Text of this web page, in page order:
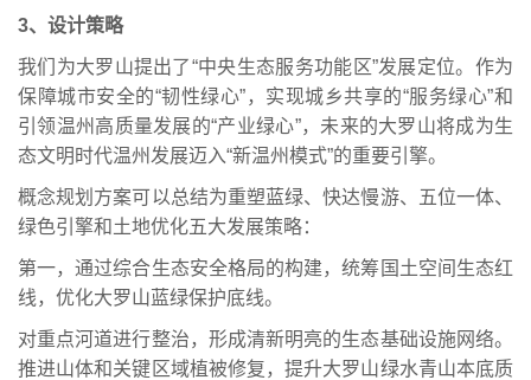
3、设计策略
我们为大罗山提出了“中央生态服务功能区”发展定位。作为
保障城市安全的“韧性绿心”，实现城乡共享的“服务绿心”和
引领温州高质量发展的“产业绿心”，未来的大罗山将成为生
态文明时代温州发展迈入“新温州模式”的重要引擎。
概念规划方案可以总结为重塑蓝绿、快达慢游、五位一体、
绿色引擎和土地优化五大发展策略：
第一，通过综合生态安全格局的构建，统筹国土空间生态红
线，优化大罗山蓝绿保护底线。
对重点河道进行整治，形成清新明亮的生态基础设施网络。
推进山体和关键区域植被修复，提升大罗山绿水青山本底质